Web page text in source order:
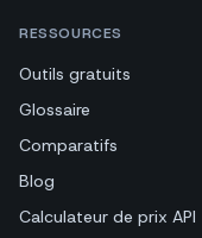
RESSOURCES
Outils gratuits
Glossaire
Comparatifs
Blog
Calculateur de prix API